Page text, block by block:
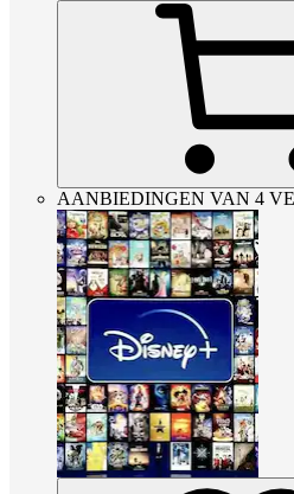
AANBIEDINGEN VAN 4